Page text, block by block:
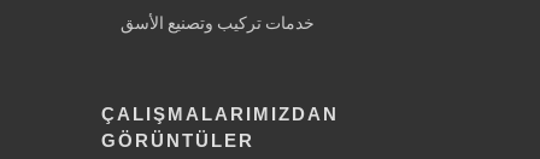
خدمات تركيب وتصنيع الأسق
ÇALIŞMALARIMIZDAN
GÖRÜNTÜLER